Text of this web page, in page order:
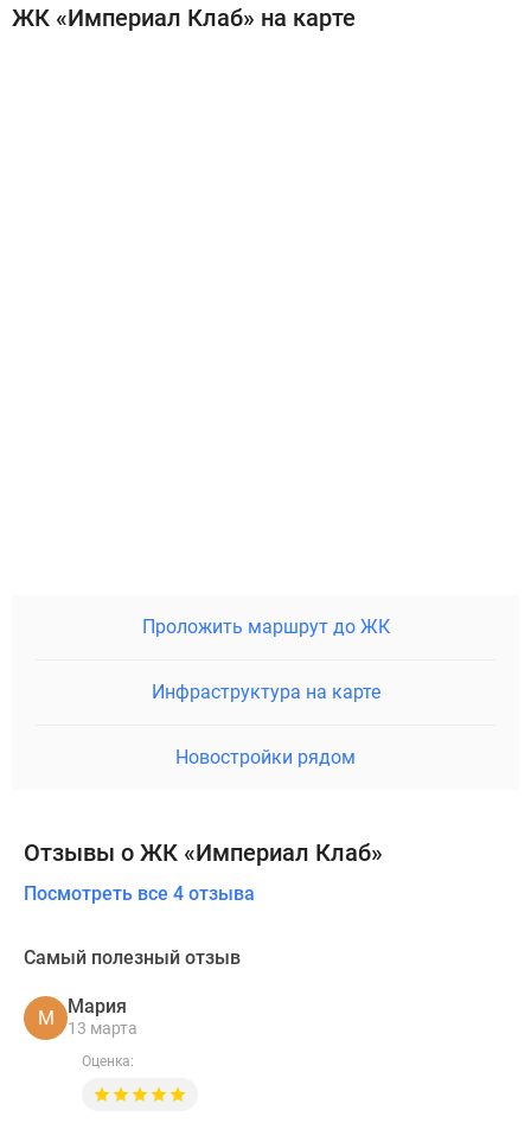
ЖК «Империал Клаб» на карте
Проложить маршрут до ЖК
Инфраструктура на карте
Новостройки рядом
Отзывы о ЖК «Империал Клаб»
Посмотреть все 4 отзыва
Самый полезный отзыв
М
Мария
13 марта
Оценка: